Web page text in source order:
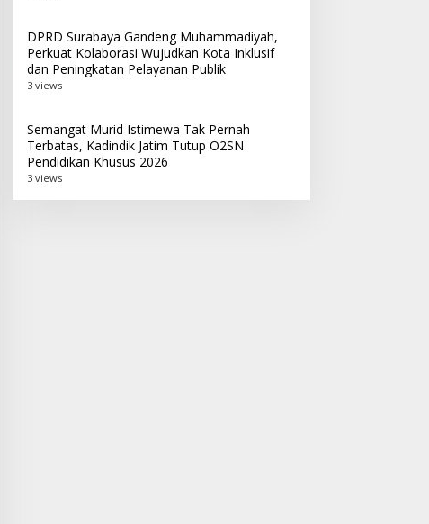
DPRD Surabaya Gandeng Muhammadiyah,
Perkuat Kolaborasi Wujudkan Kota Inklusif
dan Peningkatan Pelayanan Publik
3 views
Semangat Murid Istimewa Tak Pernah
Terbatas, Kadindik Jatim Tutup O2SN
Pendidikan Khusus 2026
3 views